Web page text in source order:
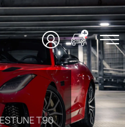
T90